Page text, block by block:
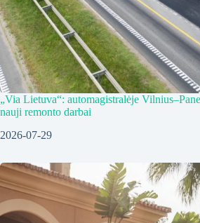
„Via Lietuva“: automagistralėje
nauji remonto darbai
2026-07-29